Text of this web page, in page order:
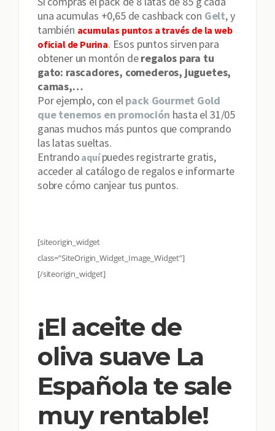
una acumulas +0,65 de cashback con Gelt, y
también acumulas puntos a través de la web
oficial de Purina. Esos puntos sirven para
obtener un montón deregalos para tu
gato: rascadores, comederos, juguetes,
camas,…
Por ejemplo, con elpack Gourmet Gold
que tenemos en promoción hasta el 31/05
ganas muchos más puntos que comprando
las latas sueltas.
Entrando aquí puedes registrarte gratis,
acceder al catálogo de regalos e informarte
sobre cómo canjear tus puntos.
[siteorigin_widget
class=”SiteOrigin_Widget_Image_Widget”]
[/siteorigin_widget]
¡El aceite de
oliva suave La
Española te sale
muy rentable!